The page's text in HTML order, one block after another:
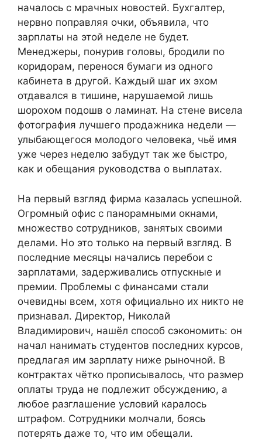
началось с мрачных новостей. Бухгалтер,
нервно поправляя очки, объявила, что
зарплаты на этой неделе не будет.
Менеджеры, понурив головы, бродили по
коридорам, перенося бумаги из одного
кабинета в другой. Каждый шаг их эхом
отдавался в тишине, нарушаемой лишь
шорохом подошв о ламинат. На стене висела
фотография лучшего продажника недели —
улыбающегося молодого человека, чьё имя
уже через неделю забудут так же быстро,
как и обещания руководства о выплатах.
На первый взгляд фирма казалась успешной.
Огромный офис с панорамными окнами,
множество сотрудников, занятых своими
делами. Но это только на первый взгляд. В
последние месяцы начались перебои с
зарплатами, задерживались отпускные и
премии. Проблемы с финансами стали
очевидны всем, хотя официально их никто не
признавал. Директор, Николай
Владимирович, нашёл способ сэкономить: он
начал нанимать студентов последних курсов,
предлагая им зарплату ниже рыночной. В
контрактах чётко прописывалось, что размер
оплаты труда не подлежит обсуждению, а
любое разглашение условий каралось
штрафом. Сотрудники молчали, боясь
потерять даже то, что им обещали.